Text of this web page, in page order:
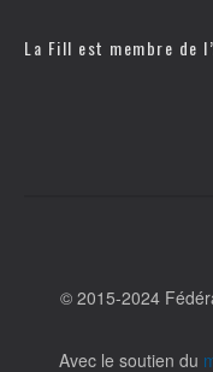
La Fill est membre de l’
© 2015-2024
Avec le soutien du